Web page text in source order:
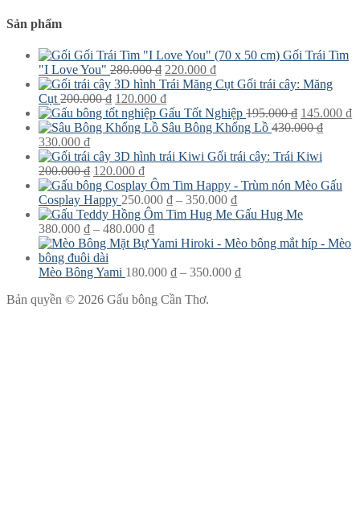
Sản phẩm
Gối Trái Tim
"I Love You" 280.000₫ Giá
gốc
là:
280.000 ₫.
220.000 ₫Giá
hiện
là:
220.000 ₫.
Gối trái cây: Măng
Cụt 200.000₫ Giá
gốc
là:
120.000 ₫Giá
hiện
tại
120.000 ₫.
Gấu Tốt Nghiệp 195.000₫ Giá
gốc
195.000 ₫.
145.000 ₫
Sâu Bông Khổng Lồ 430.000₫
Giá
gốc
là:
430.000 ₫.
330.000 ₫Giá
hiện
tại
là:
330.000 ₫.
Gối trái cây: Trái Kiwi
200.000₫ Giá
gốc
là:
200.000 ₫.
120.000 ₫Giá
hiện
tại
là:
120.000 ₫.
Gấu
Cosplay Happy 250.000 ₫ – 350.000 ₫Khoảng
giá:
250.000 ₫
350.000 ₫
Gấu Hug Me
380.000 ₫ – 480.000 ₫Khoảng
giá:
380.000 ₫
480.000 ₫
Mèo Bông Yami 180.000 ₫ – 350.000 ₫Khoảng
Bản quyền © 2026 Gấu bông Cần Thơ.